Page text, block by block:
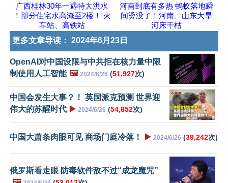
广西桂林30年一遇特大洪水
！部分住宅水高淹至2楼！ 火
车站、高铁站
河南到底有多热 蚂蚁落地瞬
间烫没了！河南、山东大旱
河床干枯
更多文章导读： 2024年6月23日
OpenAI对中国设限与中共拒在核力量中限
制使用人工智能 🖼️ 2024/6/26 (51,927次)
中国会发生大事？！ 英国派克预测 世界迎
伟大的苏醒时代 ▶️ 2024/6/26 (54,852次)
中国大萧条肉眼可见 商场门庭冷落！ ▶️ 2024/6/26 (39,242次)
俄罗斯看走眼 防毒软件敌不过“成龙魔咒”